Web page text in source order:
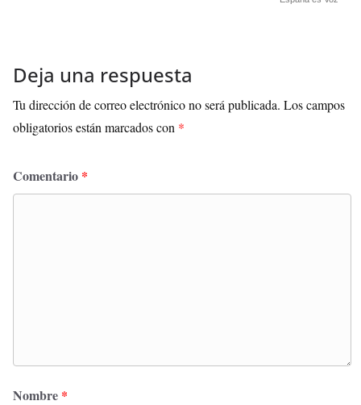
Deja una respuesta
Tu dirección de correo electrónico no será publicada. Los campos
obligatorios están marcados con *
Comentario *
Nombre *